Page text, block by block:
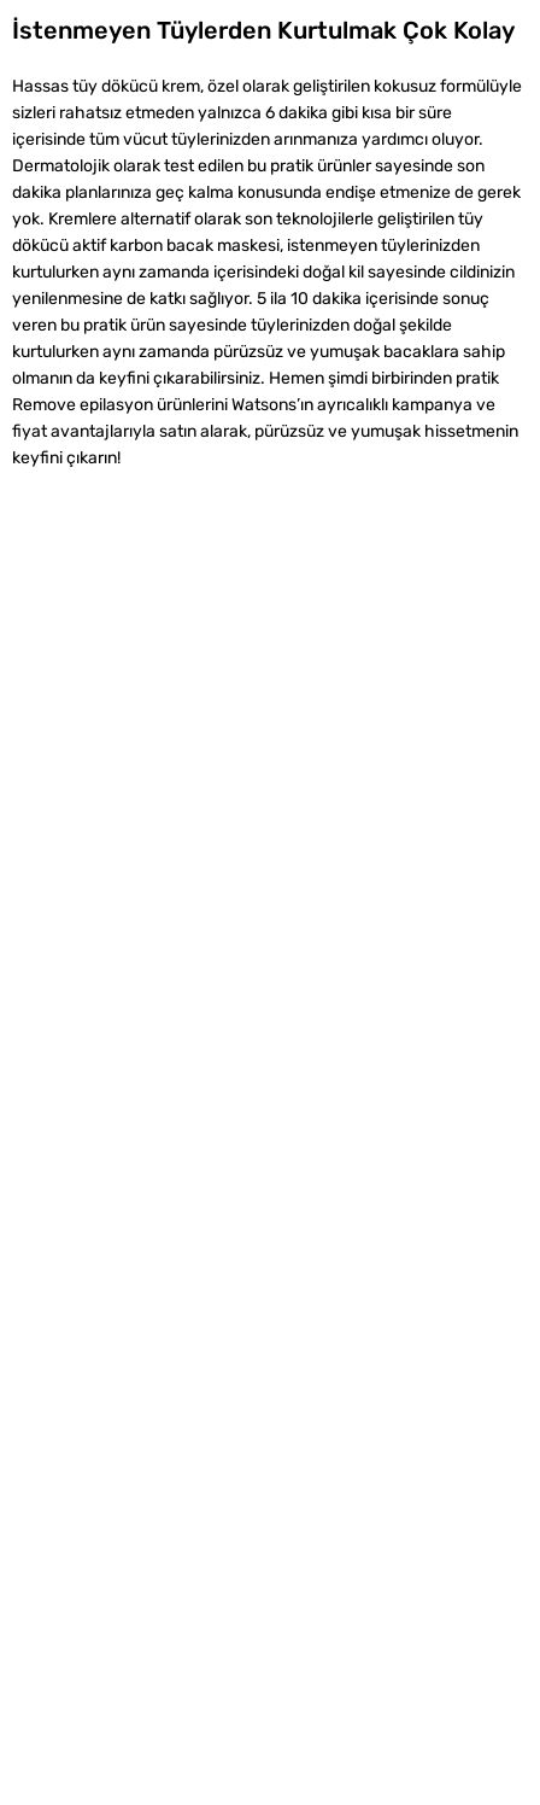
İstenmeyen Tüylerden Kurtulmak Çok Kolay
Hassas tüy dökücü krem, özel olarak geliştirilen kokusuz formülüyle
sizleri rahatsız etmeden yalnızca 6 dakika gibi kısa bir süre
içerisinde tüm vücut tüylerinizden arınmanıza yardımcı oluyor.
Dermatolojik olarak test edilen bu pratik ürünler sayesinde son
dakika planlarınıza geç kalma konusunda endişe etmenize de gerek
yok. Kremlere alternatif olarak son teknolojilerle geliştirilen tüy
dökücü aktif karbon bacak maskesi, istenmeyen tüylerinizden
kurtulurken aynı zamanda içerisindeki doğal kil sayesinde cildinizin
yenilenmesine de katkı sağlıyor. 5 ila 10 dakika içerisinde sonuç
veren bu pratik ürün sayesinde tüylerinizden doğal şekilde
kurtulurken aynı zamanda pürüzsüz ve yumuşak bacaklara sahip
olmanın da keyfini çıkarabilirsiniz. Hemen şimdi birbirinden pratik
Remove epilasyon ürünlerini Watsons’ın ayrıcalıklı kampanya ve
fiyat avantajlarıyla satın alarak, pürüzsüz ve yumuşak hissetmenin
keyfini çıkarın!